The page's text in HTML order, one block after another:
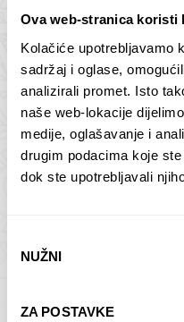
Ova web-stranica koristi
Kolačiće upotrebljavamo
sadržaj i oglase,
analizirali promet. Isto
naše web-lokacije
medije, oglašavanje i
drugim podacima koje
dok ste upotrebljavali
pristanka
NUŽNI
ZA POSTAVKE
Butan – ljudi 2
75,00€ – 138,00€
ODABERI OPCIJE
Dolac